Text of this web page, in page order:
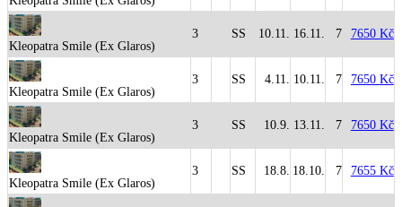
Kleopatra Smile (Ex Glaros)
3 SS 10.11. 16.11. 7 7650 Kč
Kleopatra Smile (Ex Glaros)
3 SS 4.11. 10.11. 7 7650 Kč
Kleopatra Smile (Ex Glaros)
3 SS 10.9. 13.11. 7 7650 Kč
Kleopatra Smile (Ex Glaros)
3 SS 18.8. 18.10. 7 7655 Kč